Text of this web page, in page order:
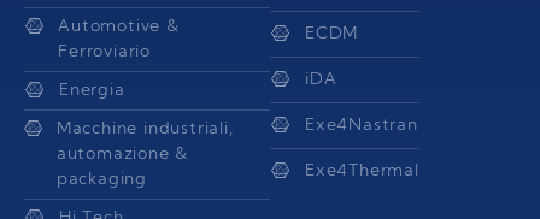
Automotive &
Ferroviario
Energia
Macchine industriali,
automazione &
packaging
ECDM
iDA
Exe4Nastran
Exe4Thermal